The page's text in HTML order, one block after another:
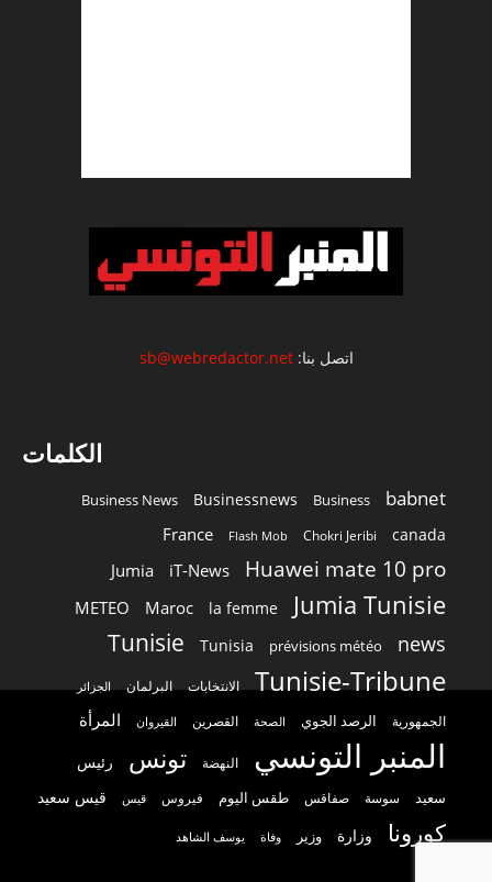
اتصل بنا:sb@webredactor.net
الكلمات
babnet
Business
Businessnews
Business News
canada
Chokri Jeribi
Flash Mob
France
Huawei mate 10 pro
iT-News
Jumia
Jumia Tunisie
la femme
Maroc
METEO
news
prévisions météo
Tunisia
Tunisie
Tunisie-Tribune الانتخابات البرلمان الجزائر
الجمهورية الرصد الجوي الصحة القصرين القيروان المرأة
المنبر التونسي النهضة تونس رئيس
سعيد سوسة صفاقس طقس اليوم فيروس قيس قيس سعيد
كورونا وزارة وزير وفاة يوسف الشاهد